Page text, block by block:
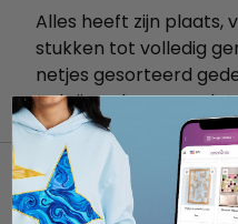
Alles heeft zijn plaats,
stukken tot volledig
netjes gesorteerd
te krijgen lang
komt.